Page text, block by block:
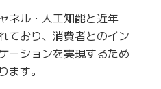
ネル・人工知能と近年
ており、消費者とのイン
ーションを実現するため
ます。